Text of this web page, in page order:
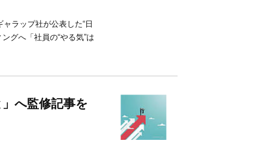
ラップ社が公表した“日
グへ「社員の“やる気”は
へ監修記事を